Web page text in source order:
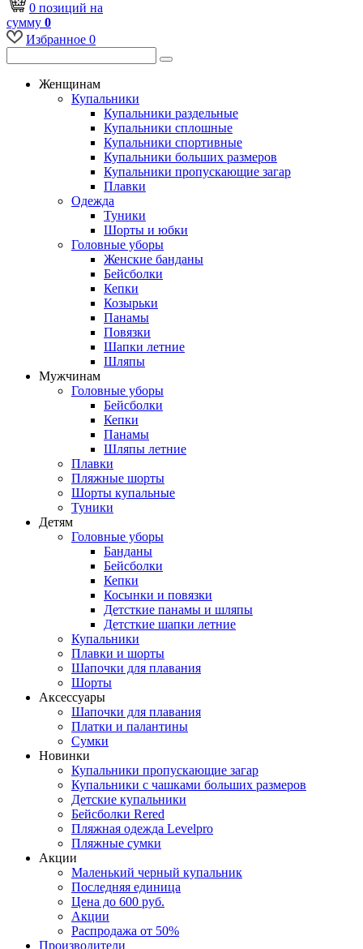
0 позиций на
сумму 0
Избранное 0
Женщинам
Купальники
Купальники раздельные
Купальники сплошные
Купальники спортивные
Купальники больших размеров
Купальники пропускающие загар
Плавки
Одежда
Туники
Шорты и юбки
Головные уборы
Женские банданы
Бейсболки
Кепки
Козырьки
Панамы
Повязки
Шапки летние
Шляпы
Мужчинам
Головные уборы
Бейсболки
Кепки
Панамы
Шляпы летние
Плавки
Пляжные шорты
Шорты купальные
Туники
Детям
Головные уборы
Банданы
Бейсболки
Кепки
Косынки и повязки
Детсткие панамы и шляпы
Детсткие шапки летние
Купальники
Плавки и шорты
Шапочки для плавания
Шорты
Аксессуары
Шапочки для плавания
Платки и палантины
Сумки
Новинки
Купальники пропускающие загар
Купальники с чашками больших размеров
Детские купальники
Бейсболки Rered
Пляжная одежда Levelpro
Пляжные сумки
Акции
Маленький черный купальник
Последняя единица
Цена до 600 руб.
Акции
Распродажа от 50%
Производители